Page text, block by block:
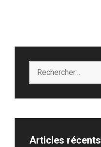
Articles récents